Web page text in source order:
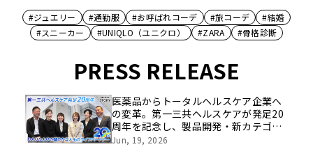
#ジュエリー #通勤服 #お呼ばれコーデ #旅コーデ
#結婚
#スニーカー
#UNIQLO（ユニクロ） #ZARA #骨格診断
PRESS RELEASE
医薬品からトータルヘルスケア企業へ
の変革。第一三共ヘルスケアが発足20
周年を記念し、製品開発・新カテゴリ
挑戦の舞台や旧社統合時のエピソード
Jun, 19, 2026